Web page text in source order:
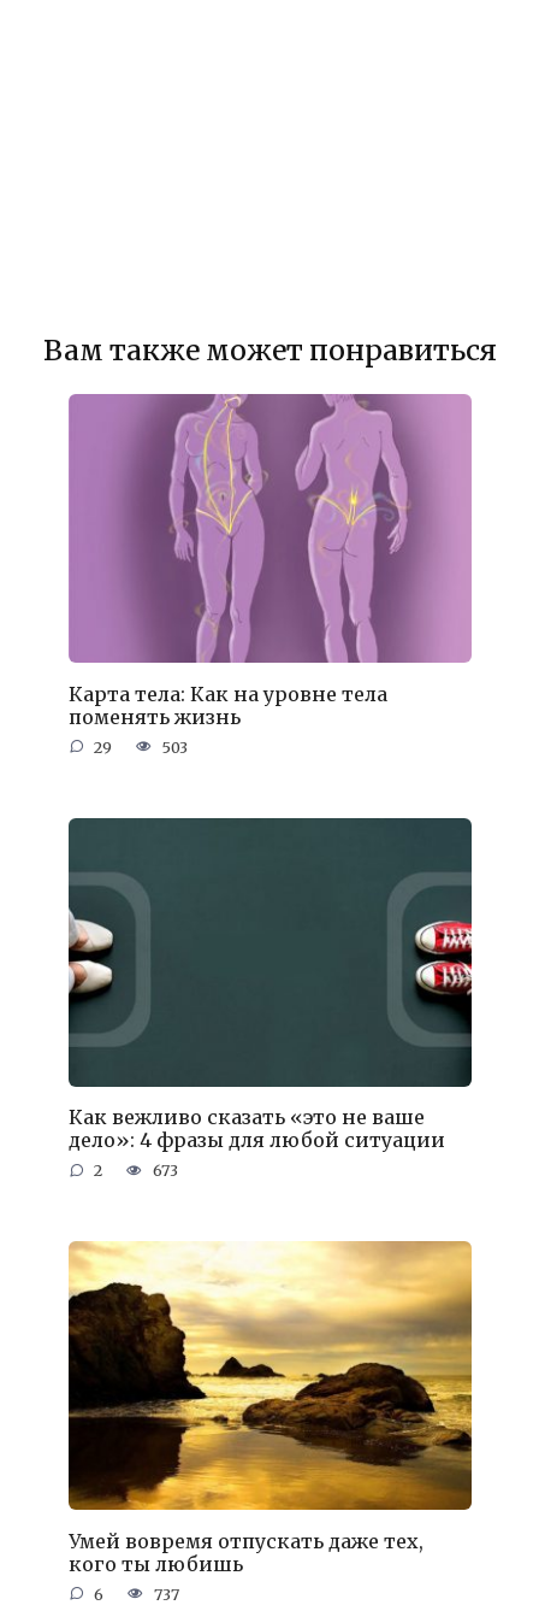
Вам также может понравиться
Карта тела: Как на уровне тела
поменять жизнь
29 503
Как вежливо сказать «это не ваше
дело»: 4 фразы для любой ситуации
2 673
Умей вовремя отпускать даже тех,
кого ты любишь
6 737